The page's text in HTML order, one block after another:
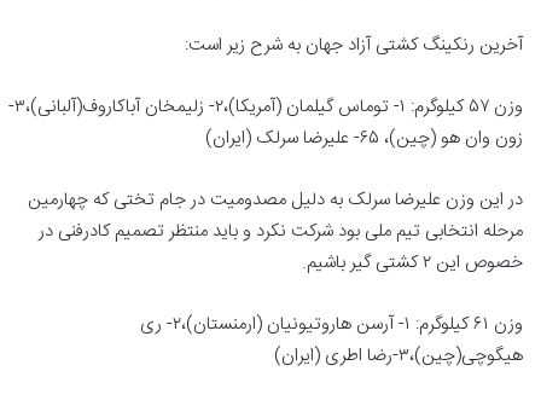
آخرین رنکینگ کشتی آزاد جهان به شرح زیر است:
وزن ۵۷ کیلوگرم: ۱- توماس گیلمان (آمریکا)،۲- زلیمخان آباکاروف(آلبانی)،۳-
زون وان هو (چین)، ۶۵- علیرضا سرلک (ایران)
در این وزن علیرضا سرلک به دلیل مصدومیت در جام تختی که چهارمین
مرحله انتخابی تیم ملی بود شرکت نکرد و باید منتظر تصمیم کادرفنی در
خصوص این ۲ کشتی گیر باشیم.
وزن ۶۱ کیلوگرم: ۱- آرسن هاروتیونیان (ارمنستان)،۲- ری
هیگوچی(چین)،۳-رضا اطری (ایران)